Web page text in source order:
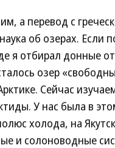
а перевод с
об озерах. Если
я отбирал донные
озер
Сейчас
У нас была в
холода, на
и солоноводные